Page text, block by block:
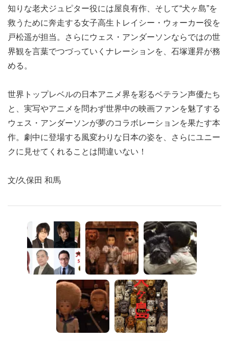
知りな老犬ジュピター役には屋良有作、そして“犬ヶ島”を
救うために奔走する女子高生トレイシー・ウォーカー役を
戸松遥が担当。さらにウェス・アンダーソンならではの世
界観を言葉でつづっていくナレーションを、石塚運昇が務
める。
世界トップレベルの日本アニメ界を彩るベテラン声優たち
と、実写やアニメを問わず世界中の映画ファンを魅了する
ウェス・アンダーソンが夢のコラボレーションを果たす本
作。劇中に登場する風変わりな日本の姿を、さらにユニー
クに見せてくれることは間違いない！
文/久保田 和馬